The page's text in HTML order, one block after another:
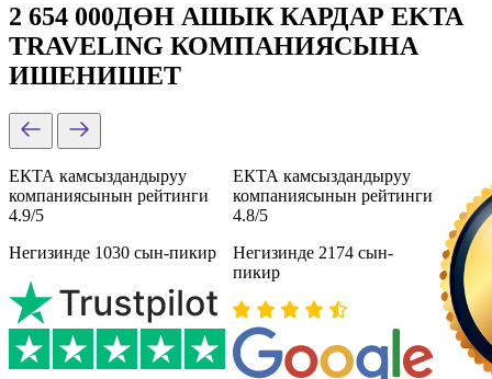
2 654 000ДӨН АШЫК КАРДАР EKTA
TRAVELING КОМПАНИЯСЫНА
ИШЕНИШЕТ
ЕКТА камсыздандыруу
компаниясынын рейтинги
4.9/5
Негизинде 1030 сын-пикир
ЕКТА камсыздандыруу
компаниясынын рейтинги
4.8/5
Негизинде 2174 сын-
пикир